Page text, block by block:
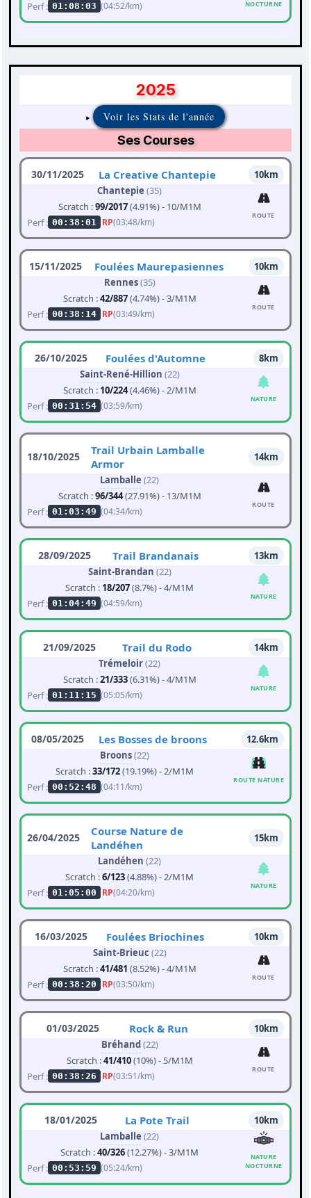
Perf : 01:08:03 (04:52/km) NOCTURNE
2025
Voir les Stats de l'année
Ses Courses
30/11/2025 La Creative Chantepie
10km
Chantepie (35)
Scratch :99/2017(4.91%) - 10/M1M
Perf : 00:38:01 RP(03:48/km)
ROUTE
15/11/2025 Foulées Maurepasiennes
10km
Rennes(35)
Scratch :42/887(4.74%) - 3/M1M
Perf : 00:38:14 RP(03:49/km)
ROUTE
26/10/2025 Foulées d'Automne
8km
Saint-René-Hillion (22)
Scratch : 10/224(4.46%) - 2/M1M
Perf : 00:31:54 (03:59/km)
NATURE
18/10/2025
Trail Urbain Lamballe
Armor
14km
Lamballe (22)
Scratch :96/344(27.91%) - 13/M1M
Perf : 01:03:49 (04:34/km)
ROUTE
28/09/2025 Trail Brandanais
13km
Saint-Brandan (22)
Scratch : 18/207(8.7%) - 4/M1M
Perf : 01:04:49 (04:59/km)
NATURE
21/09/2025 Trail du Rodo
14km
Trémeloir(22)
Scratch :21/333(6.31%) - 4/M1M
Perf : 01:11:15 (05:05/km)
NATURE
08/05/2025 Les Bosses de broons
12.6km
Broons(22)
Scratch :33/172(19.19%) - 2/M1M
Perf : 00:52:48 (04:11/km)
ROUTE NATURE
26/04/2025
Course Nature de
Landéhen
15km
Landéhen (22)
Scratch :6/123(4.88%) - 2/M1M
Perf : 01:05:00 RP(04:20/km)
NATURE
16/03/2025 Foulées Briochines
10km
Saint-Brieuc (22)
Scratch :41/481 (8.52%) - 4/M1M
Perf : 00:38:20 RP(03:50/km)
ROUTE
01/03/2025 Rock & Run
10km
Bréhand(22)
Scratch :41/410(10%) - 5/M1M
Perf : 00:38:26 RP(03:51/km)
ROUTE
18/01/2025 La Pote Trail
10km
Lamballe (22)
Scratch :40/326(12.27%) - 3/M1M
Perf : 00:53:59 (05:24/km)
NATURE
NOCTURNE